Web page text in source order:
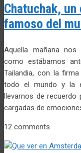
Chatuchak,
famoso del
Aquella mañana nos
como estábamos
Tailandia, con la
todo el mundo y la
llevarnos de recuerdo
cargadas de
12 comments